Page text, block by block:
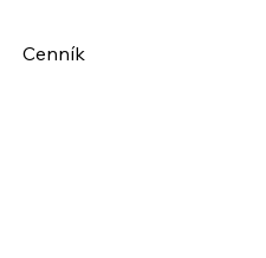
Cenník